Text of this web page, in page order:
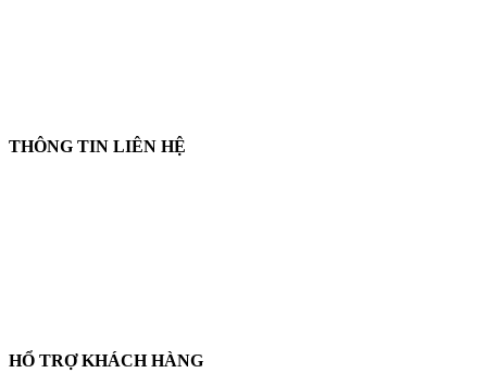
THÔNG TIN LIÊN HỆ
HỔ TRỢ KHÁCH HÀNG